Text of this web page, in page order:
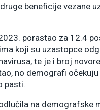
beneficije vezane
porastao za 12.4
koji su uzastopce
te je i broj
no demografi
pasti.
na demografske